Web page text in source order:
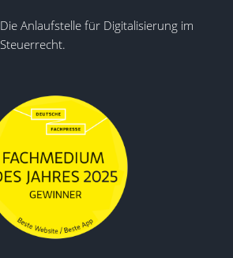
Die Anlaufstelle für Digitalisierung im
Steuerrecht.